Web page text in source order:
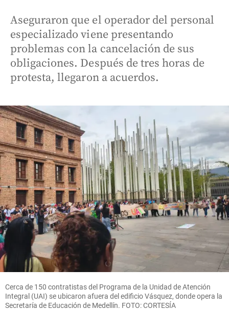
Aseguraron que el operador del personal
especializado viene presentando
problemas con la cancelación de sus
obligaciones. Después de tres horas de
protesta, llegaron a acuerdos.
Cerca de 150 contratistas del Programa de la Unidad de Atención
Integral (UAI) se ubicaron afuera del edificio Vásquez, donde opera la
Secretaría de Educación de Medellín. FOTO: CORTESÍA